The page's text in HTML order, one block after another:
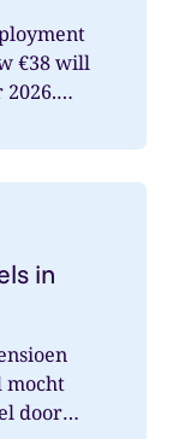
€38 will
in
mocht
door